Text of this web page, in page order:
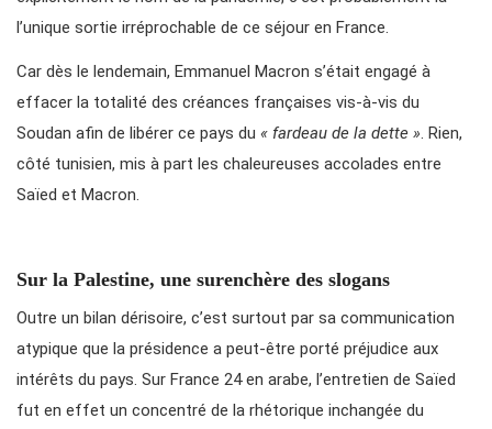
l’unique sortie irréprochable de ce séjour en France.
Car dès le lendemain, Emmanuel Macron s’était engagé à
effacer la totalité des créances françaises vis-à-vis du
Soudan afin de libérer ce pays du « fardeau de la dette ». Rien,
côté tunisien, mis à part les chaleureuses accolades entre
Saïed et Macron.
Sur la Palestine, une surenchère des slogans
Outre un bilan dérisoire, c’est surtout par sa communication
atypique que la présidence a peut-être porté préjudice aux
intérêts du pays. Sur France 24 en arabe, l’entretien de Saïed
fut en effet un concentré de la rhétorique inchangée du